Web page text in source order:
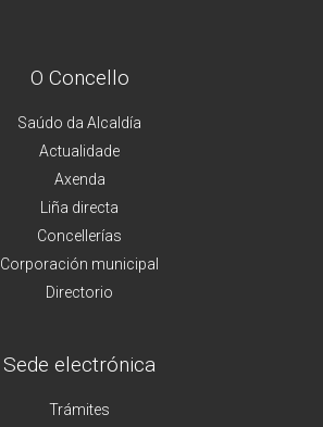
O Concello
Saúdo da Alcaldía
Actualidade
Axenda
Liña directa
Concellerías
Corporación municipal
Directorio
Sede electrónica
Trámites